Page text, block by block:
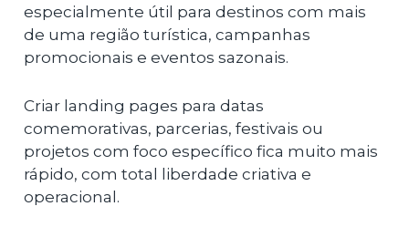
especialmente útil para destinos com mais
de uma região turística, campanhas
promocionais e eventos sazonais.
Criar landing pages para datas
comemorativas, parcerias, festivais ou
projetos com foco específico fica muito mais
rápido, com total liberdade criativa e
operacional.